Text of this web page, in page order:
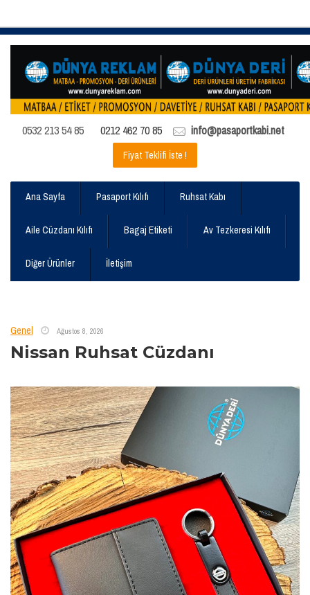
0532 213 54 85 0212 462 70 85 info@pasaportkabi.net
Fiyat Teklifi İste !
Ana Sayfa Pasaport Kılıfı Ruhsat Kabı
Aile Cüzdanı Kılıfı Bagaj Etiketi Av Tezkeresi Kılıfı
Diğer Ürünler İletişim
Genel Ağustos 8, 2026
Nissan Ruhsat Cüzdanı